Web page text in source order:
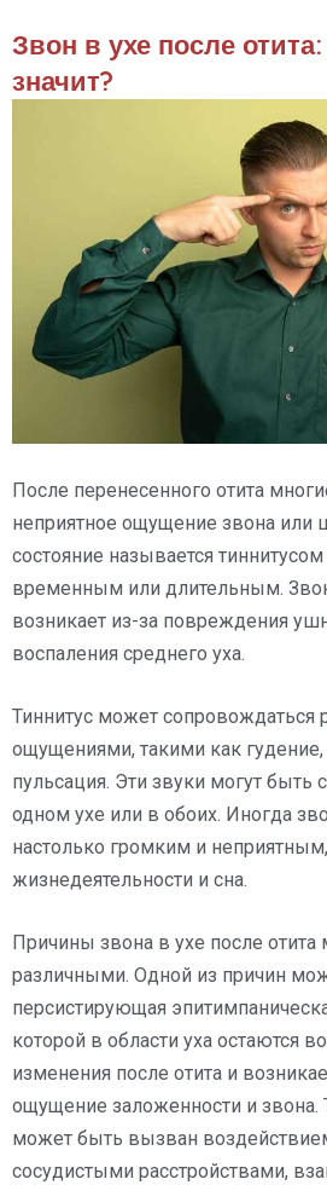
Звон в ухе после
значит?
После перенесенного отита
неприятное ощущение звона или
состояние называется
временным или длительным.
возникает из-за повреждения
воспаления среднего уха.
Тиннитус может сопровождаться
ощущениями, такими как
пульсация. Эти звуки могут
одном ухе или в обоих. Иногда
настолько громким и
жизнедеятельности и сна.
Причины звона в ухе после отита
различными. Одной из причин
персистирующая
которой в области уха остаются
изменения после отита и
ощущение заложенности и звона.
может быть вызван
сосудистыми расстройствами,